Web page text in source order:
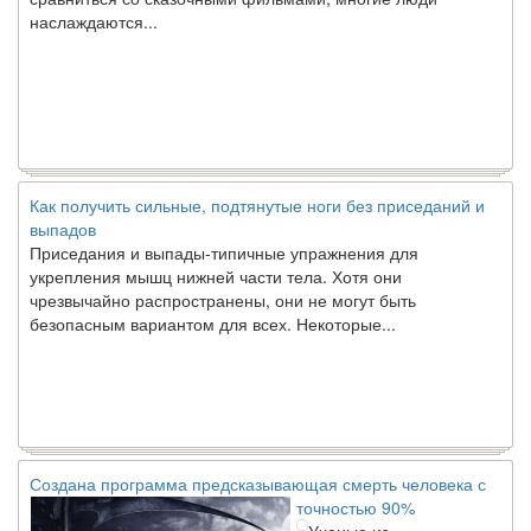
наслаждаются...
Как получить сильные, подтянутые ноги без приседаний и
выпадов
Приседания и выпады-типичные упражнения для
укрепления мышц нижней части тела. Хотя они
чрезвычайно распространены, они не могут быть
безопасным вариантом для всех. Некоторые...
Создана программа предсказывающая смерть человека с
точностью 90%
Ученые из